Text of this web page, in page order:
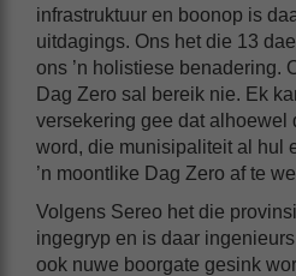
infrastruktuur en boonop is
uitdagings. Ons het die 13
ons ’n holistiese benadering.
Dag Zero sal bereik nie. Ek
versekering gee dat alhoewel
word, die munisipaliteit al hul
’n moontlike Dag Zero af te
Volgens Sereo het die
ingegryp en is daar
ook nuwe boorgate gesink